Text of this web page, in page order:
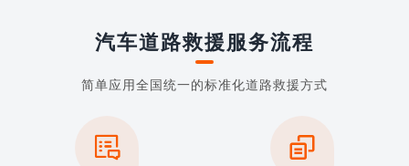
汽车道路救援服务流程
简单应用全国统一的标准化道路救援方式
 